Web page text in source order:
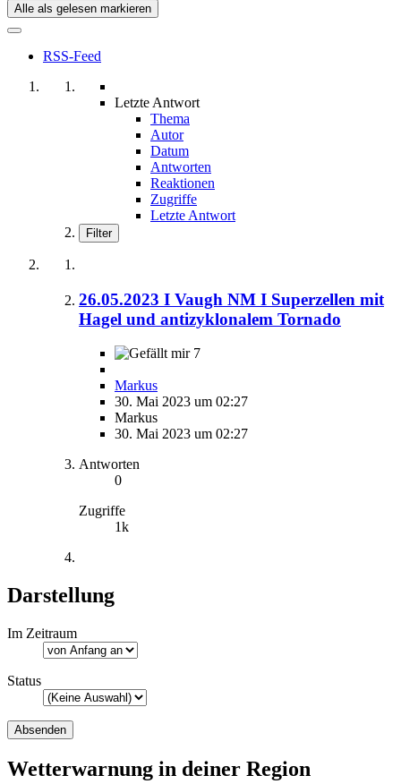
Alle als gelesen markieren
RSS-Feed
Letzte Antwort
Thema
Autor
Datum
Antworten
Reaktionen
Zugriffe
Letzte Antwort
Filter
26.05.2023 I Vaugh NM I Superzellen mit
Hagel und antizyklonalem Tornado
7
Markus
30. Mai 2023 um 02:27
Markus
30. Mai 2023 um 02:27
Antworten
0
Zugriffe
1k
Darstellung
Im Zeitraum
Status
Wetterwarnung in deiner Region